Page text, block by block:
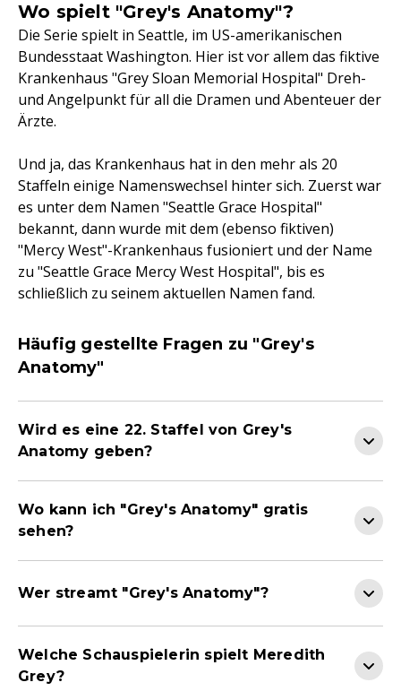
Wo spielt "Grey's Anatomy"?
Die Serie spielt in Seattle, im US-amerikanischen
Bundesstaat Washington. Hier ist vor allem das fiktive
Krankenhaus "Grey Sloan Memorial Hospital" Dreh-
und Angelpunkt für all die Dramen und Abenteuer der
Ärzte.
Und ja, das Krankenhaus hat in den mehr als 20
Staffeln einige Namenswechsel hinter sich. Zuerst war
es unter dem Namen "Seattle Grace Hospital"
bekannt, dann wurde mit dem (ebenso fiktiven)
"Mercy West"-Krankenhaus fusioniert und der Name
zu "Seattle Grace Mercy West Hospital", bis es
schließlich zu seinem aktuellen Namen fand.
Häufig gestellte Fragen zu "Grey's
Anatomy"
Wird es eine 22. Staffel von Grey's
Anatomy geben?
Wo kann ich "Grey's Anatomy" gratis
sehen?
Wer streamt "Grey's Anatomy"?
Welche Schauspielerin spielt Meredith
Grey?